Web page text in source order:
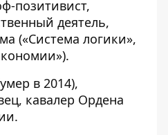
позитивист,
деятель,
(«Система логики»,
в 2014),
кавалер Ордена